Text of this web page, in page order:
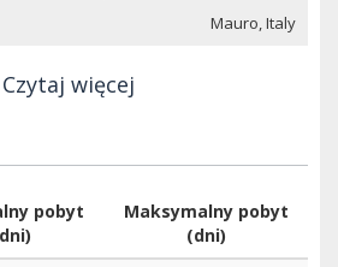
Mauro, Italy
Czytaj więcej
pobyt
Maksymalny pobyt
(dni)